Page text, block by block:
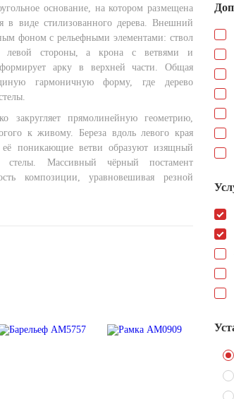
основание, на котором размещена
в виде стилизованного дерева. Внешний
фоном с рельефными элементами: ствол
левой стороны, а крона с ветвями и
арку в верхней части. Общая
гармоничную форму, где дерево
закругляет прямолинейную геометрию,
к живому. Береза вдоль левого края
её поникающие ветви образуют изящный
стелы. Массивный чёрный постамент
композиции, уравновешивая резной